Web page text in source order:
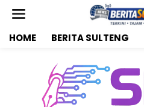
HOME BERITA SULTENG